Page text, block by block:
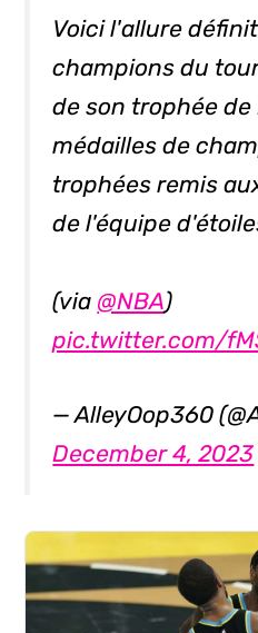
Voici l'allure
champions du
de son trophée de
médailles de
trophées remis
de l'équipe
(via @NBA)
pic.twitter.com/
— AlleyOop360
December 4, 2023